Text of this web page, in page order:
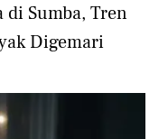
Sumba, Tren
Digemari